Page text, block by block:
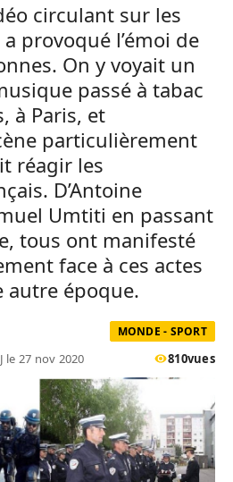
circulant sur les
provoqué l’émoi de
On y voyait un
passé à tabac
à Paris, et
particulièrement
réagir les
D’Antoine
Umtiti en passant
tous ont manifesté
face à ces actes
autre époque.
MONDE - SPORT
le 27 nov 2020 810vues